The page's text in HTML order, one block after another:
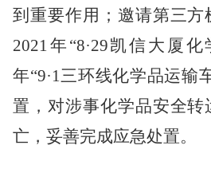
到重要作用；邀请第三
2021年“8·29凯信大厦
年“9·1三环线化学品运输
置，对涉事化学品安全
亡，妥善完成应急处置。